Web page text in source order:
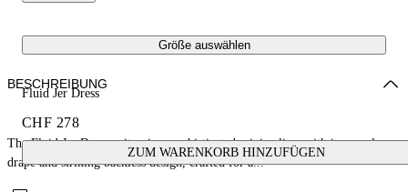
Größe auswählen
Fluid Jer Dress
CHF 278
ZUM WARENKORB HINZUFÜGEN
BESCHREIBUNG
The Fluid Jer Dress epitomizes sophisticated minimalism with its seamless
drape and striking backless design, crafted for a...